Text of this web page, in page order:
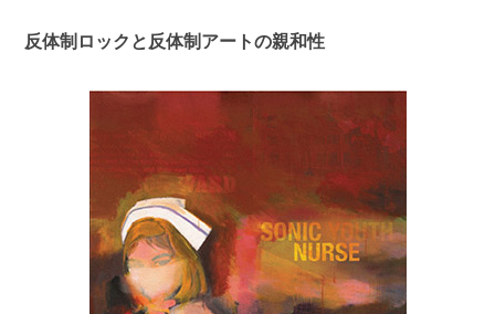
反体制ロックと反体制アートの親和性